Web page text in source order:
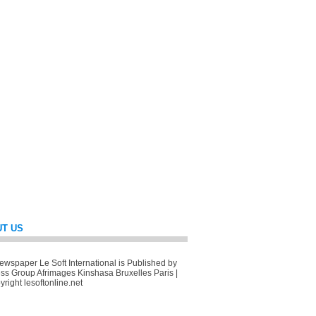
US
Le Soft International is Published by
Group Afrimages Kinshasa Bruxelles Paris |
lesoftonline.net